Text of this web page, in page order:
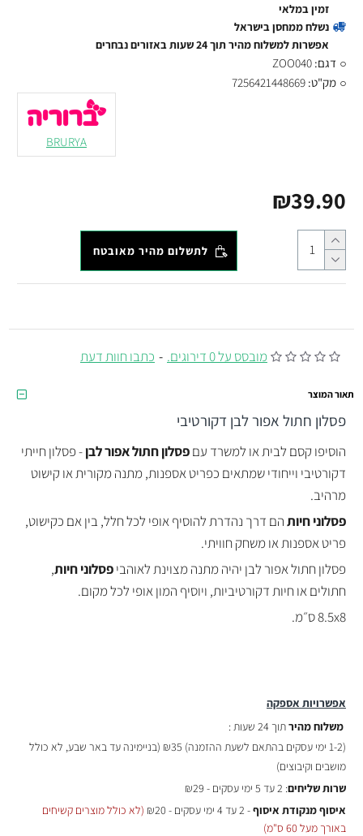
מובסס על 0 דירוגים. - כתבו חוות דעת
₪39.90
זמין במלאי
נשלח ממחסן בישראל
אפשרות למשלוח מהיר תוך 24 שעות באזורים נבחרים
דגם: ZOO040
מק"ט: 7256421448669
BRURYA
לתשלום מהיר מאובטח
אפשרויות אספקה
משלוח מהירתוך 24 שעות :
(1-2 ימי עסקים בהתאם לשעת ההזמנה)
₪35 (בניימינה עד באר שבע, לא כולל
מושבים וקיבוצים)
שרות שליחים: 2 עד 5 ימי עסקים - ₪29
איסוף מנקודת איסוף- 2 עד 4 ימי עסקים - ₪20
(לא כולל מוצרים קשיחים
באורך מעל 60 ס"מ)
תאור המוצר
פסלון חתול אפור לבן דקורטיבי
הוסיפו קסם לבית או למשרד עםפסלון חתול אפור לבן- פסלון חייתי
דקורטיבי וייחודי שמתאים כפריט אספנות, מתנה מקורית או קישוט
מרהיב.
פסלוני חיותהם דרך נהדרת להוסיף אופי לכל חלל, בין אם כקישוט,
פריט אספנות או משחק חוויתי.
פסלון חתול אפור לבן יהיה מתנה מצוינת לאוהביפסלוני חיות,
חתולים או חיות דקורטיביות, ויוסיף המון אופי לכל מקום.
8.5x8 ס״מ.